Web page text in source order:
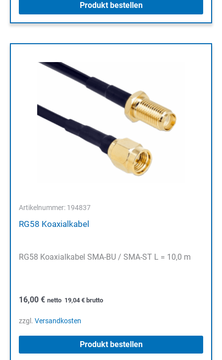
Produkt bestellen
Artikelnummer: 194837
RG58 Koaxialkabel
RG58 Koaxialkabel SMA-BU / SMA-ST L = 10,0 m
16,00 € netto 19,04 € brutto
zzgl. Versandkosten
Produkt bestellen